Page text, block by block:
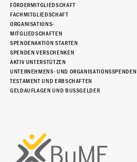
FÖRDERMITGLIEDSCHAFT
FACHMITGLIEDSCHAFT
ORGANISATIONS-
MITGLIEDSCHAFTEN
SPENDENAKTION STARTEN
SPENDEN VERSCHENKEN
AKTIV UNTERSTÜTZEN
UNTERNEHMENS- UND ORGANISATIONSSPENDEN
TESTAMENT UND ERBSCHAFTEN
GELDAUFLAGEN UND BUSSGELDER